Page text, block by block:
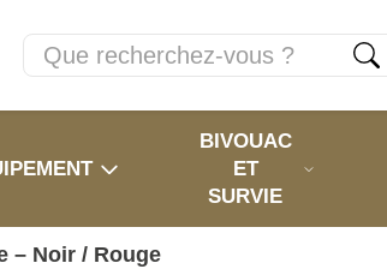
BIVOUAC
ET
SURVIE
– Noir / Rouge